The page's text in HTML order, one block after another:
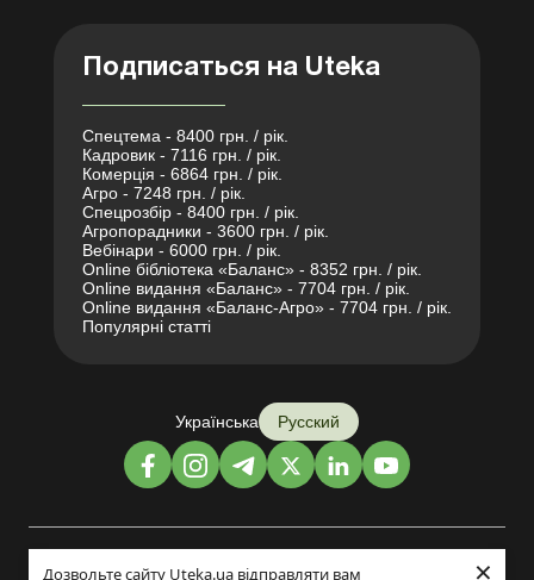
Дозвольте сайту Uteka.ua відправляти вам
Подписаться на Uteka
Спецтема - 8400 грн. / рік.
Кадровик - 7116 грн. / рік.
Комерція - 6864 грн. / рік.
Агро - 7248 грн. / рік.
Спецрозбір - 8400 грн. / рік.
Агропорадники - 3600 грн. / рік.
Вебінари - 6000 грн. / рік.
Online бібліотека «Баланс» - 8352 грн. / рік.
Online видання «Баланс» - 7704 грн. / рік.
Online видання «Баланс-Агро» - 7704 грн. / рік.
Популярні статті
Українська Русский
Дизайн и разработка: